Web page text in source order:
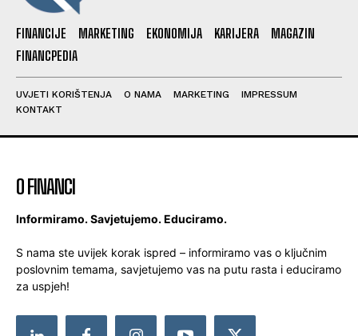
FINANCIJE MARKETING EKONOMIJA KARIJERA
MAGAZIN
FINANCPEDIA
UVJETI KORIŠTENJA O NAMA MARKETING
IMPRESSUM
KONTAKT
O FINANCI
Informiramo. Savjetujemo. Educiramo.
S nama ste uvijek korak ispred – informiramo vas o ključnim
poslovnim temama, savjetujemo vas na putu rasta i educiramo
za uspjeh!